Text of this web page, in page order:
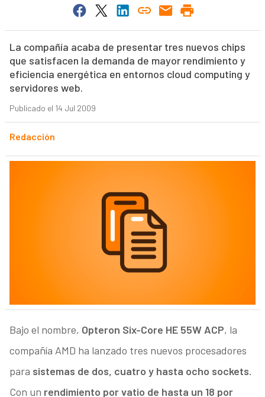
La compañía acaba de presentar tres nuevos chips
que satisfacen la demanda de mayor rendimiento y
eficiencia energética en entornos cloud computing y
servidores web.
Publicado el 14 Jul 2009
Redacción
Bajo el nombre, Opteron Six-Core HE 55W ACP, la
compañía AMD ha lanzado tres nuevos procesadores
para sistemas de dos, cuatro y hasta ocho sockets.
Con un rendimiento por vatio de hasta un 18 por